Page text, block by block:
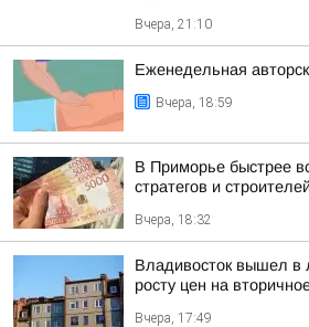
Вчера, 21:10
Еженедельная
Вчера, 18:59
В Приморье быстрее
стратегов и
Вчера, 18:32
Владивосток вышел в
росту цен на
Вчера, 17:49